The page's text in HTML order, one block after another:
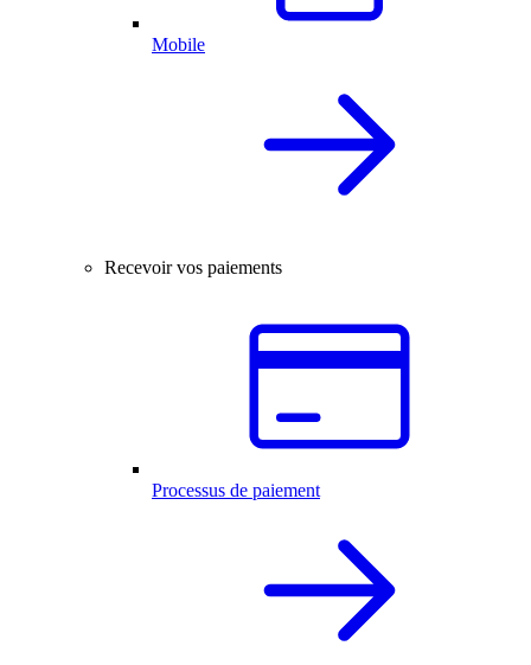
Mobile
Recevoir vos paiements
Processus de paiement